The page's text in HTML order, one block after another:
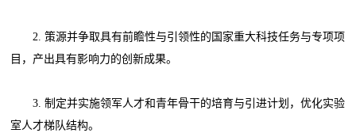
2. 策源并争取具有前瞻性与引领性的国家重大科技任务与专项项
目，产出具有影响力的创新成果。
3. 制定并实施领军人才和青年骨干的培育与引进计划，优化实验
室人才梯队结构。